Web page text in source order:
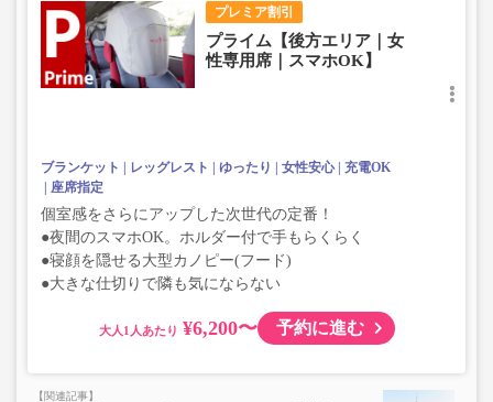
プレミア割引
プライム【後方エリア｜女
性専用席｜スマホOK】
ブランケット レッグレスト ゆったり 女性安心
充電OK
座席指定
個室感をさらにアップした次世代の定番！
●夜間のスマホOK。ホルダー付で手もらくらく
●寝顔を隠せる大型カノピー(フード)
●大きな仕切りで隣も気にならない
大人 ¥6,200〜 予約に進む